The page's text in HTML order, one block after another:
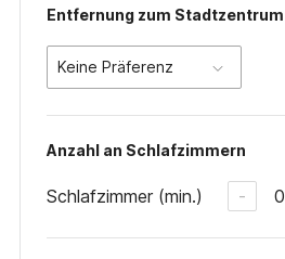
Entfernung zum Stadtzentrum
Keine Präferenz
Anzahl an Schlafzimmern
Schlafzimmer (min.) - 0